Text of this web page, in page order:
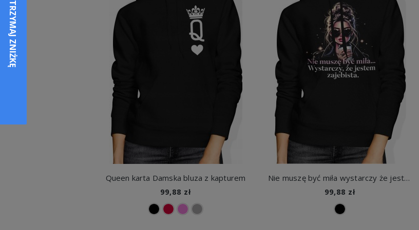
Queen karta Damska bluza z kapturem
99,88 zł
Nie muszę być miła wystarczy że jestem zajebista styl fashion kawa pewność siebie Damska bluza z kapturem
99,88 zł